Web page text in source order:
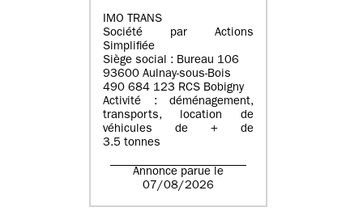
IMO TRANS
Société par Actions
Simplifiée
Siège social : Bureau 106
93600 Aulnay-sous-Bois
490 684 123 RCS Bobigny
Activité : déménagement,
transports, location de
véhicules de + de
3.5 tonnes
Annonce parue le
07/08/2026